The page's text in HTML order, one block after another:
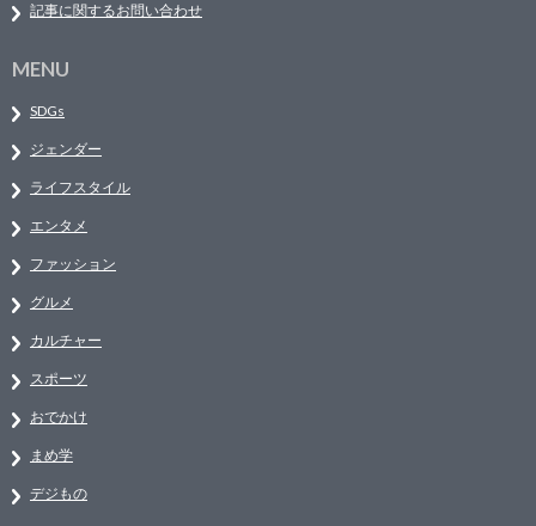
記事に関するお問い合わせ
MENU
SDGs
ジェンダー
ライフスタイル
エンタメ
ファッション
グルメ
カルチャー
スポーツ
おでかけ
まめ学
デジもの